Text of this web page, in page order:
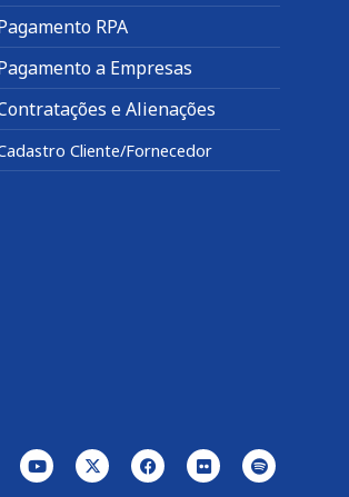
RPA
a Empresas
e Alienações
Cliente/Fornecedor